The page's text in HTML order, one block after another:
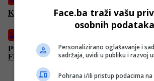
Katarski premijer: Izraelski udar je
Izdvojeno
Prvi snimci iz Poljske, oglasio se
Flight Radara
Face.ba traži vašu
osobnih
Personalizirano oglašavanje i
sadržaja, uvidi u publiku i razvoj
Pohrana i/ili pristup podacima